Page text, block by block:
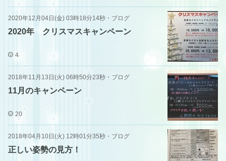
2020年12月04日(金) 03時18分14秒 ・ ブログ
2020年 クリスマスキャンペーン
4
2018年11月13日(火) 06時50分23秒 ・ ブログ
11月のキャンペーン
20
2018年04月10日(火) 12時01分35秒 ・ ブログ
正しい姿勢の見方！